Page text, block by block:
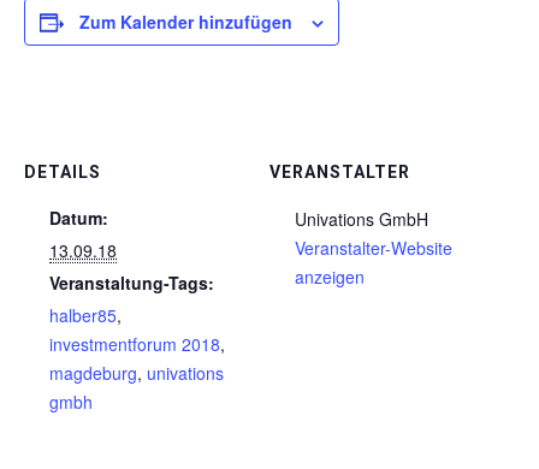
Zum Kalender hinzufügen
DETAILS
Datum:
13.09.18
Veranstaltung-Tags:
halber85,
investmentforum 2018,
magdeburg, univations
gmbh
VERANSTALTER
Univations GmbH
Veranstalter-Website
anzeigen